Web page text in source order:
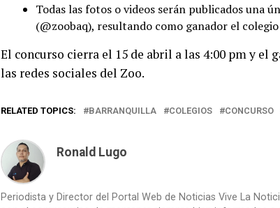
Todas las fotos o videos serán publicados una
(@zoobaq), resultando como ganador el
El concurso cierra el 15 de abril a las 4:00 pm y el
las redes sociales del Zoo.
RELATED TOPICS: BARRANQUILLA COLEGIOS CONCURSO
Ronald Lugo
Periodista y Director del Portal Web de Noticias Vive La